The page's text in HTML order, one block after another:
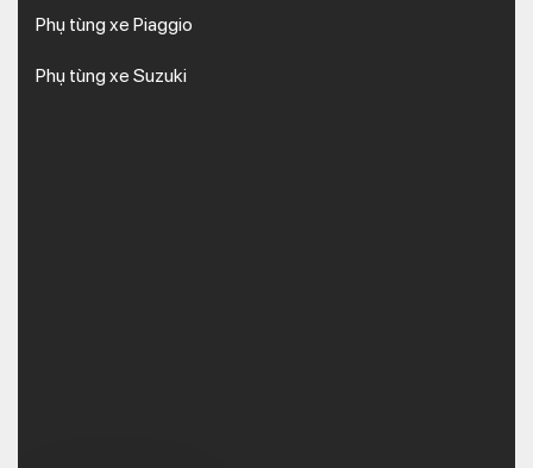
Phụ tùng xe Piaggio
Phụ tùng xe Suzuki